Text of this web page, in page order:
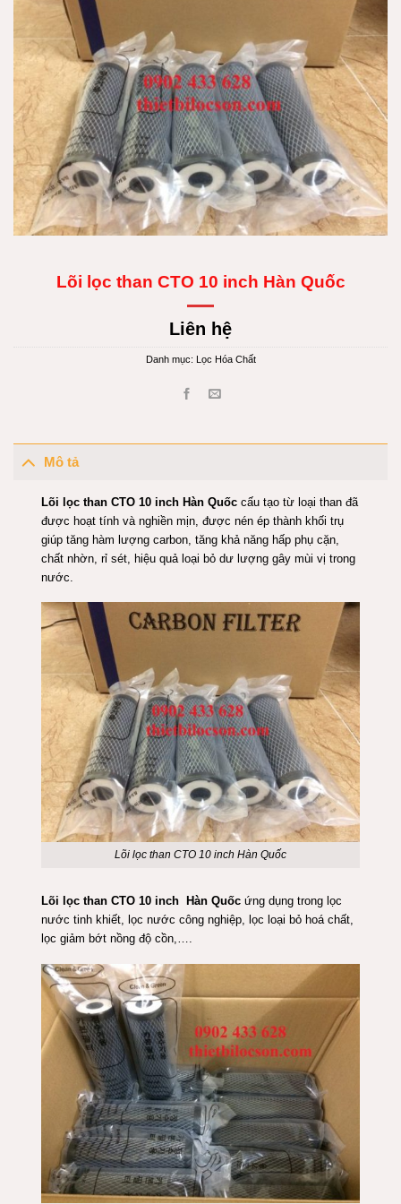
Lõi lọc than CTO 10 inch Hàn Quốc
Liên hệ
Danh mục: Lọc Hóa Chất
Mô tả
Lõi lọc than CTO 10 inch Hàn Quốccấu tạo từ loại than đã
được hoạt tính và nghiền mịn, được nén ép thành khối trụ
giúp tăng hàm lượng carbon, tăng khả năng hấp phụ cặn,
chất nhờn, rỉ sét, hiệu quả loại bỏ dư lượng gây mùi vị trong
nước.
Lõi lọc than CTO 10 inch Hàn Quốc
Lõi lọc than CTO 10 inch Hàn Quốcứng dụng trong lọc
nước tinh khiết, lọc nước công nghiệp, lọc loại bỏ hoá chất,
lọc giảm bớt nồng độ cồn,….